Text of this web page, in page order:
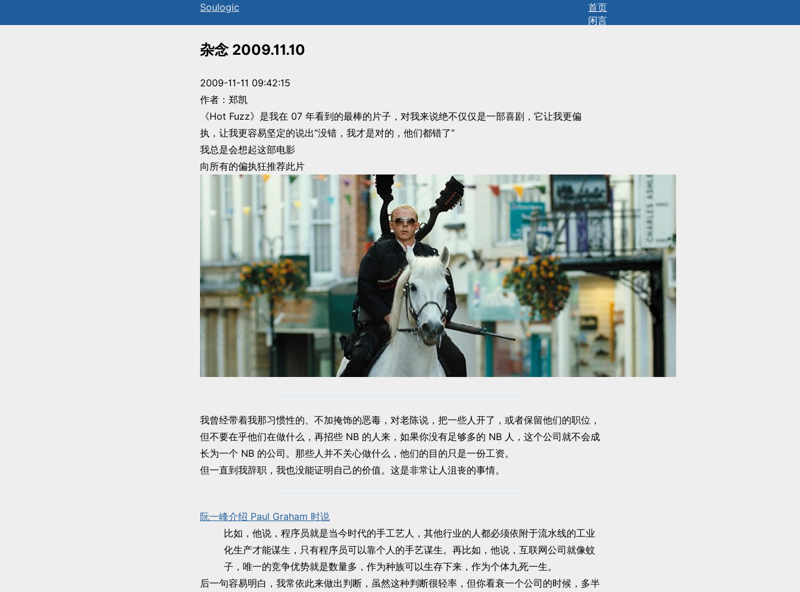
Soulogic
首页
闲言
杂念 2009.11.10
2009-11-11 09:42:15
作者：郑凯
《Hot Fuzz》是我在 07 年看到的最棒的片子，对我来说绝不仅仅是一部喜剧，它让我更偏
执，让我更容易坚定的说出“没错，我才是对的，他们都错了”
我总是会想起这部电影
向所有的偏执狂推荐此片
我曾经带着我那习惯性的、不加掩饰的恶毒，对老陈说，把一些人开了，或者保留他们的职位，
但不要在乎他们在做什么，再招些 NB 的人来，如果你没有足够多的 NB 人，这个公司就不会成
长为一个 NB 的公司。那些人并不关心做什么，他们的目的只是一份工资。
但一直到我辞职，我也没能证明自己的价值。这是非常让人沮丧的事情。
阮一峰介绍 Paul Graham 时说
比如，他说，程序员就是当今时代的手工艺人，其他行业的人都必须依附于流水线的工业
化生产才能谋生，只有程序员可以靠个人的手艺谋生。再比如，他说，互联网公司就像蚊
子，唯一的竞争优势就是数量多，作为种族可以生存下来，作为个体九死一生。
后一句容易明白，我常依此来做出判断，虽然这种判断很轻率，但你看衰一个公司的时候，多半